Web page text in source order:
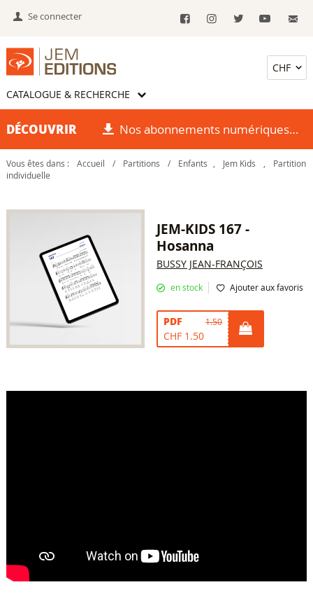
Se connecter
CATALOGUE & RECHERCHE
DÉCOUVRIR Nos abonnements numériques
Vous êtes dans : Accueil / Partitions / Enfants Jem Kids
Partition
individuelle
JEM-KIDS 167 -
Hosanna
BUSSY JEAN-FRANÇOIS
en stock Ajouter aux favoris
PDF 1.50
CHF 1.50